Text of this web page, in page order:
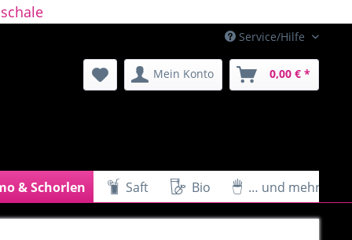
Service/Hilfe
Mein Konto 0,00 € *
& Schorlen Saft Bio … und mehr